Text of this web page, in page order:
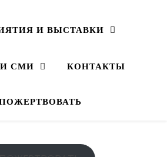
И ВЫСТАВКИ
СМИ КОНТАКТЫ